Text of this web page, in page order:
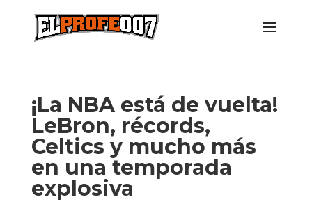
¡La NBA está de vuelta!
LeBron, récords,
Celtics y mucho más
en una temporada
explosiva